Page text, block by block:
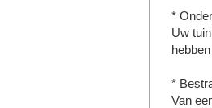
*
Uw
*
Van